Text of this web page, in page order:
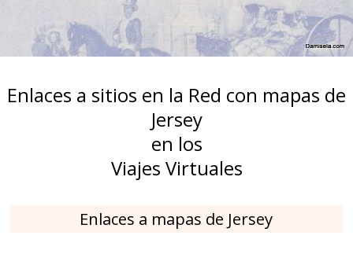
Enlaces a sitios en la Red con mapas de
Jersey
en los
Viajes Virtuales
Enlaces a mapas de Jersey